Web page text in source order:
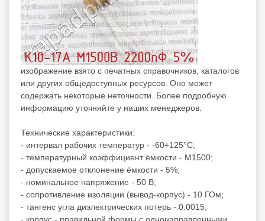
изображение взято с печатных справочников, каталогов
или других общедоступных ресурсов. Оно может
содержать некоторые неточности. Более подробную
информацию уточняйте у наших менеджеров.
Технические характеристики:
- интервал рабочих температур - -60+125°C;
- температурный коэффициент ёмкости - М1500;
- допускаемое отклонение ёмкости - 5%;
- номинальное напряжение - 50 В;
- сопротивление изоляции (вывод-корпус) - 10 ГОм;
- тангенс угла диэлектрических потерь - 0.0015;
- корпус - правильной формы с однонаправленными